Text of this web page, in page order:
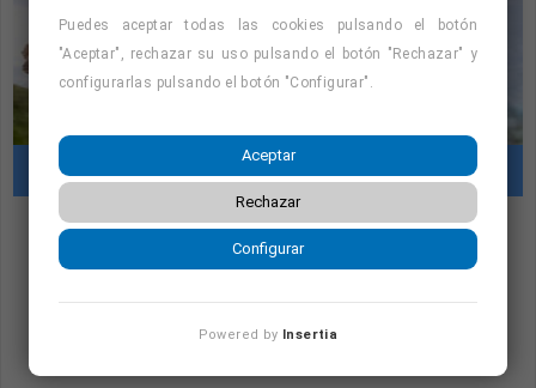
Cursos con prácticas en empresas
"Cursos con prácticas en empresas:
Puedes aceptar todas las cookies pulsando el botón
"Aceptar", rechazar su uso pulsando el botón "Rechazar" y
configurarlas pulsando el botón "Configurar".
Aceptar
Rechazar
Configurar
Powered by Insertia